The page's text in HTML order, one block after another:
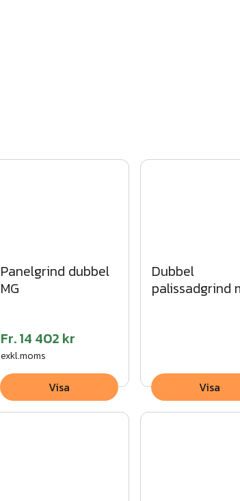
Panelgrind dubbel
MG
Fr.14 402 kr
exkl.moms
Visa
Dubbel
palissadgrind
Visa